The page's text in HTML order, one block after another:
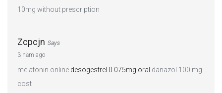
10mg without prescription
Zcpcjn Says
3 năm ago
melatonin online desogestrel 0.075mg oral danazol 100 mg
cost